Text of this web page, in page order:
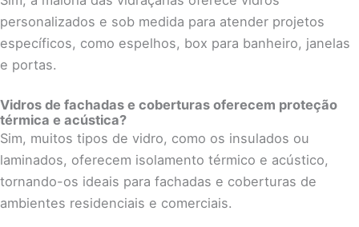
personalizados e sob medida para atender projetos
específicos, como espelhos, box para banheiro, janelas
e portas.
Vidros de fachadas e coberturas oferecem proteção
térmica e acústica?
Sim, muitos tipos de vidro, como os insulados ou
laminados, oferecem isolamento térmico e acústico,
tornando-os ideais para fachadas e coberturas de
ambientes residenciais e comerciais.